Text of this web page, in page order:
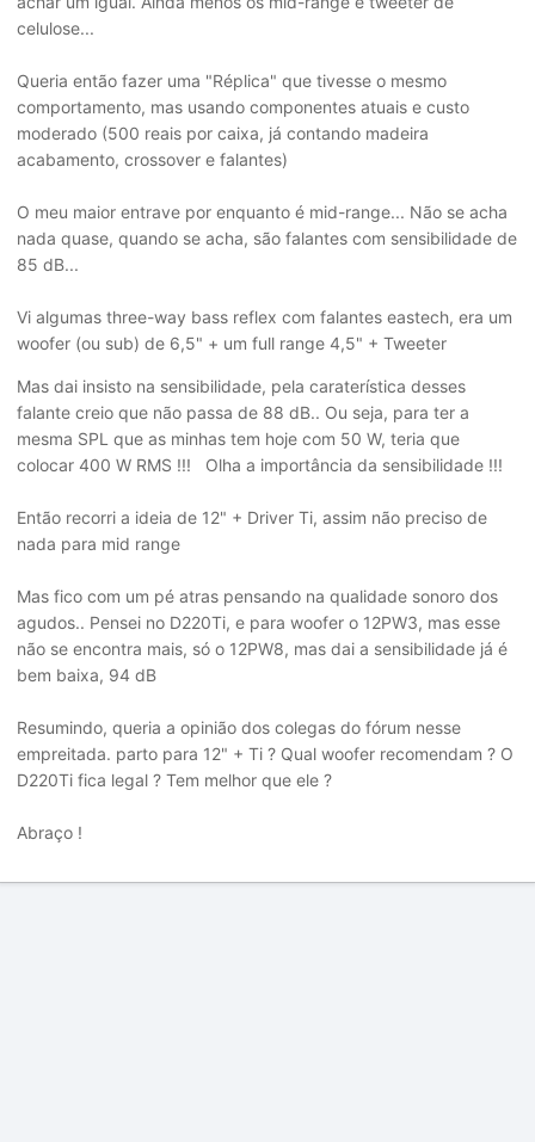
celulose...
Queria então fazer uma "Réplica" que tivesse o mesmo
comportamento, mas usando componentes atuais e custo
moderado (500 reais por caixa, já contando madeira
acabamento, crossover e falantes)
O meu maior entrave por enquanto é mid-range... Não se acha
nada quase, quando se acha, são falantes com sensibilidade de
85 dB...
Vi algumas three-way bass reflex com falantes eastech, era um
woofer (ou sub) de 6,5" + um full range 4,5" + Tweeter
Mas dai insisto na sensibilidade, pela caraterística desses
falante creio que não passa de 88 dB.. Ou seja, para ter a
mesma SPL que as minhas tem hoje com 50 W, teria que
colocar 400 W RMS !!! Olha a importância da sensibilidade !!!
Então recorri a ideia de 12" + Driver Ti, assim não preciso de
nada para mid range
Mas fico com um pé atras pensando na qualidade sonoro dos
agudos.. Pensei no D220Ti, e para woofer o 12PW3, mas esse
não se encontra mais, só o 12PW8, mas dai a sensibilidade já é
bem baixa, 94 dB
Resumindo, queria a opinião dos colegas do fórum nesse
empreitada. parto para 12" + Ti ? Qual woofer recomendam ? O
D220Ti fica legal ? Tem melhor que ele ?
Abraço !